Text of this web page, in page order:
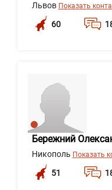
Львов Показать
60
Бережний
Никополь Показать
51